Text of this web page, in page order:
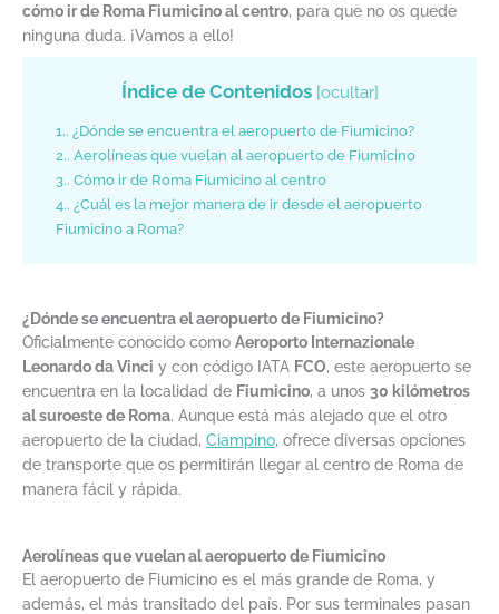
cómo ir de Roma Fiumicino al centro, para que no os quede
ninguna duda. ¡Vamos a ello!
Índice de Contenidos [ocultar]
1. ¿Dónde se encuentra el aeropuerto de Fiumicino?
2. Aerolíneas que vuelan al aeropuerto de Fiumicino
3. Cómo ir de Roma Fiumicino al centro
4. ¿Cuál es la mejor manera de ir desde el aeropuerto
Fiumicino a Roma?
¿Dónde se encuentra el aeropuerto de Fiumicino?
Oficialmente conocido como Aeroporto Internazionale
Leonardo da Vinci y con código IATA FCO, este aeropuerto se
encuentra en la localidad de Fiumicino, a unos 30 kilómetros
al suroeste de Roma. Aunque está más alejado que el otro
aeropuerto de la ciudad, Ciampino, ofrece diversas opciones
de transporte que os permitirán llegar al centro de Roma de
manera fácil y rápida.
Aerolíneas que vuelan al aeropuerto de Fiumicino
El aeropuerto de Fiumicino es el más grande de Roma, y
además, el más transitado del país. Por sus terminales pasan